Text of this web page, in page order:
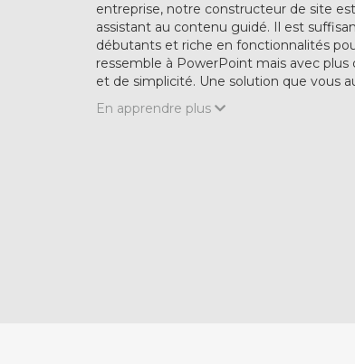
entreprise, notre constructeur de site
assistant au contenu guidé. Il est
débutants et riche en fonctionnalités
ressemble à PowerPoint mais avec plus
et de simplicité. Une solution que vous
En apprendre plus